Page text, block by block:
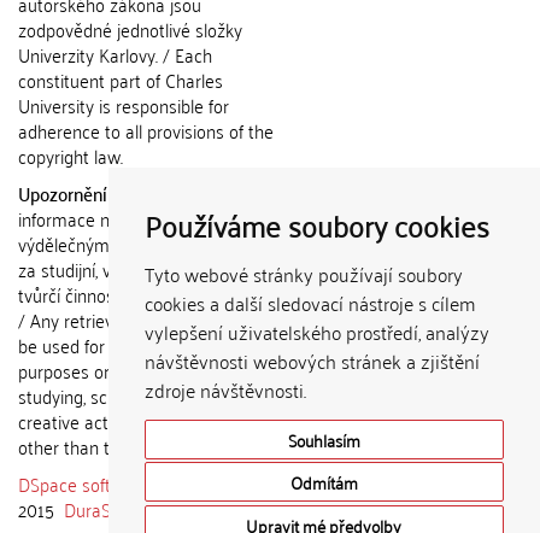
Používáme soubory cookies
Tyto webové stránky používají soubory
cookies a další sledovací nástroje s cílem
vylepšení uživatelského prostředí, analýzy
návštěvnosti webových stránek a zjištění
zdroje návštěvnosti.
Souhlasím
Odmítám
Upravit mé předvolby
zodpovědné jednotlivé složky
Univerzity Karlovy. / Each
constituent part of Charles
University is responsible for
adherence to all provisions of the
copyright law.
Upozornění / Notice:
informace nemohou být použity k
výdělečným účelům nebo vydávány
za studijní, vědeckou nebo jinou
tvůrčí činnost jiné osoby než autora.
/ Any retrieved information shall not
be used for any commercial
purposes or claimed as results of
studying, scientific or any other
creative activities of any person
other than the author.
DSpace software
copyright © 2002-
2015 DuraSpace